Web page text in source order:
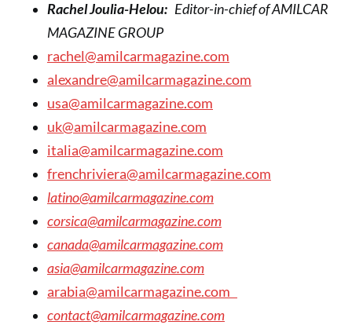
Rachel Joulia-Helou: Editor-in-chief of AMILCAR
MAGAZINE GROUP
rachel@amilcarmagazine.com
alexandre@amilcarmagazine.com
usa@amilcarmagazine.com
uk@amilcarmagazine.com
italia@amilcarmagazine.com
frenchriviera@amilcarmagazine.com
latino@amilcarmagazine.com
corsica@amilcarmagazine.com
canada@amilcarmagazine.com
asia@amilcarmagazine.com
arabia@amilcarmagazine.com
contact@amilcarmagazine.com